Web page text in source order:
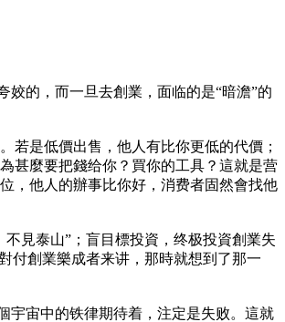
姣的，而一旦去創業，面临的是“暗澹”的
若是低價出售，他人有比你更低的代價；
甚麼要把錢给你？買你的工具？這就是营
，他人的辦事比你好，消费者固然會找他
見泰山”；盲目標投資，终极投資創業失
付創業樂成者来讲，那時就想到了那一
宇宙中的铁律期待着，注定是失败。這就